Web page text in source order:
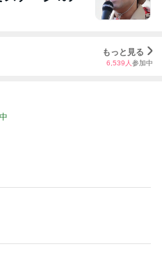
もっと見る
6,539 人 参加中